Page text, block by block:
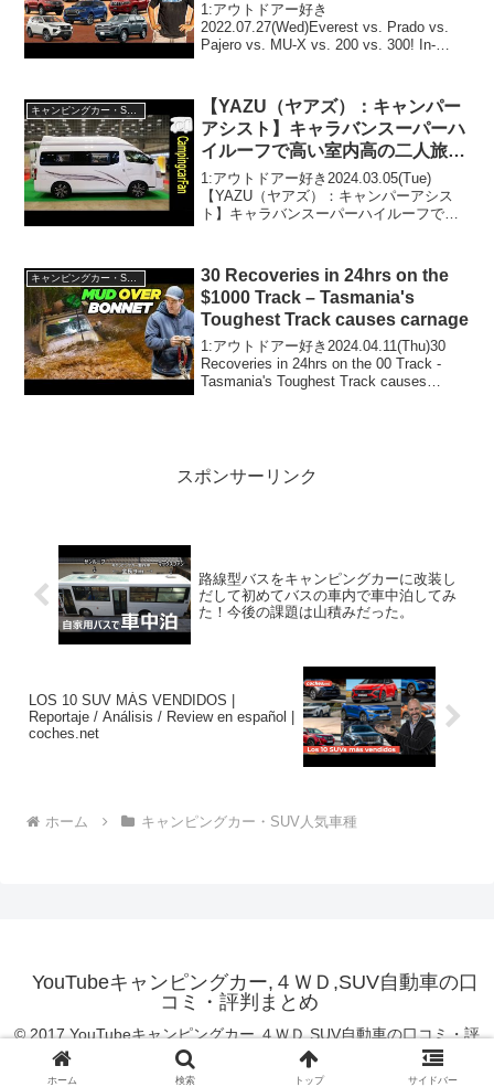
1:アウトドアー好き
2022.07.27(Wed)Everest vs. Prado vs.
Pajero vs. MU-X vs. 200 vs. 300! In-
【YAZU（ヤアズ）：キャンパー
アシスト】キャラバンスーパーハ
イルーフで高い室内高の二人旅仕
様バンコン キャンピングカー
1:アウトドアー好き2024.03.05(Tue)
【YAZU（ヤアズ）：キャンパーアシス
ト】キャラバンスーパーハイルーフで高
さないで！！2:アウトドアー好き2024....
キャンピングカー・SUV人気車種
30 Recoveries in 24hrs on the
$1000 Track – Tasmania's
Toughest Track causes carnage
1:アウトドアー好き2024.04.11(Thu)30
Recoveries in 24hrs on the 00 Track -
Tasmania's Toughest Track causes
スポンサーリンク
路線型バスをキャンピングカーに改装し
だして初めてバスの車内で車中泊してみ
た！今後の課題は山積みだった。
LOS 10 SUV MÁS VENDIDOS |
Reportaje / Análisis / Review en español |
coches.net
ホーム キャンピングカー・SUV人気車種
YouTubeキャンピングカー,４ＷＤ,SUV自動車の口
コミ・評判まとめ
© 2017 YouTubeキャンピングカー,４ＷＤ,SUV自動車の口コミ・評
ホーム 検索 トップ サイドバー